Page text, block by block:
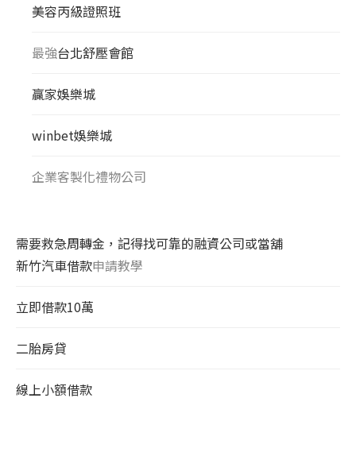
美容丙級證照班
最強台北舒壓會館
贏家娛樂城
winbet娛樂城
企業客製化禮物公司
需要救急周轉金，記得找可靠的融資公司或當舖
新竹汽車借款申請教學
立即借款10萬
二胎房貸
線上小額借款